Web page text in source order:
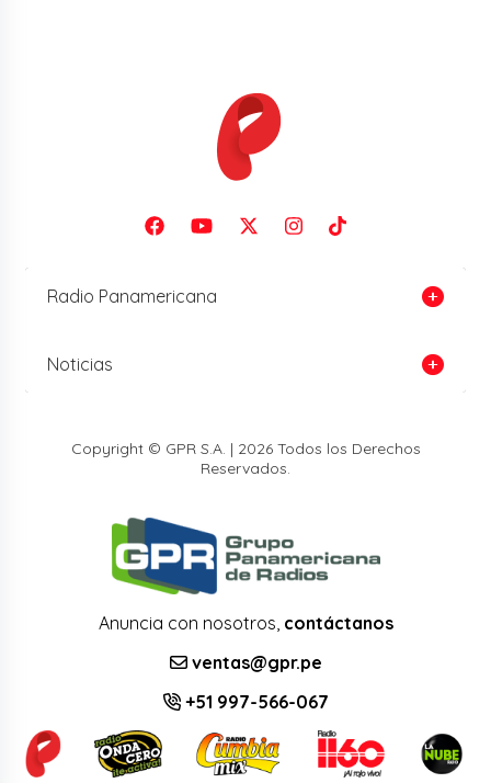
Radio Panamericana
Noticias
Copyright © GPR S.A. | 2026 Todos los Derechos
Reservados.
Anuncia con nosotros, contáctanos
ventas@gpr.pe
+51 997-566-067